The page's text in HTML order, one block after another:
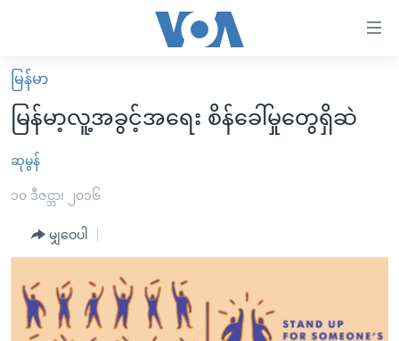
လွယ်ကူ
စေ
Link
များ
အကြောင်းအရာ
ကျော်
ကြည့်
မူလစာမျက်နှာ
မြန်မာ
ကမ္ဘာ့သတင်းများ
နိုင်ငံတကာ
တရုတ်
အစ္စရေး-ပါလက်စတိုင်း
ဗွီဒီယို
ရပ်ဝန်းတခု လမ်းတခု အလွန်
အင်္ဂလိပ်စာလေ့လာမယ်
အမေရိကန်သုံးအီဒီယံ
အပတ်စဉ်ကဏ္ဍများ
မြန်မာ
မြန်မာ့လူ့အခွင့်အရေး စိန်ခေါ်မှုတွေရှိဆဲ
ဆုမွန်
၁၀ ဒီဇင္ဘာ၊ ၂၀၁၆
မျှဝေပါ